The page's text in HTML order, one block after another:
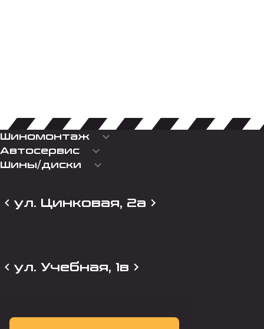
Шиномонтаж keyboard_arrow_down
Автосервис keyboard_arrow_down
Шины/диски keyboard_arrow_down
ул. Цинковая, 2а
ул. Учебная, 1в